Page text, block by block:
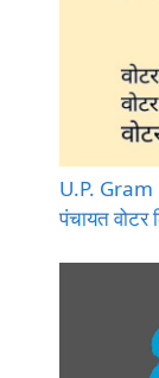
U.P.
पंचायत